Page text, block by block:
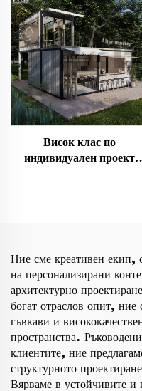
Висок клас по
индивидуален проект
Ние сме креативен екип,
на персонализирани
архитектурно
богат отраслов опит, ние
гъвкави и
пространства.
клиентите, ние
структурното
Вярваме в устойчивите